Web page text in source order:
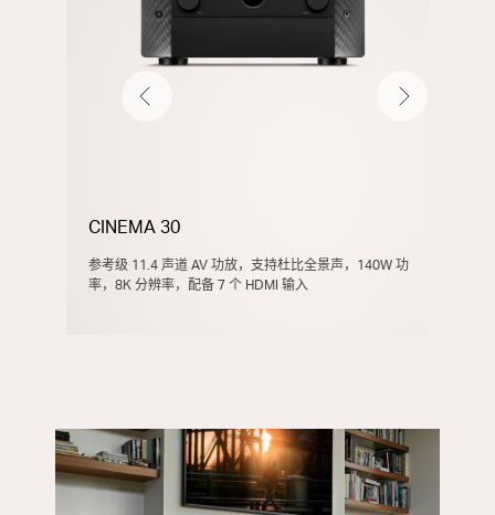
CINEMA 30
参考级 11.4 声道 AV 功放，支持杜比全景声，140W 功
率，8K 分辨率，配备 7 个 HDMI 输入
Previous Next